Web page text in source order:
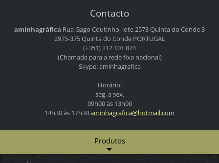
Contacto
aminhagráfica Rua Gago Coutinho, lote 2573Quinta do Conde 3
2975-375 Quinta do CondePORTUGAL
(+351) 212 101 874
(Chamada para a rede fixa nacional)
Skype: aminhagrafica
Horário:
seg. a sex.
09h00 às 13h00
14h30 às 17h30aminhagrafica@hotmail.com
Produtos